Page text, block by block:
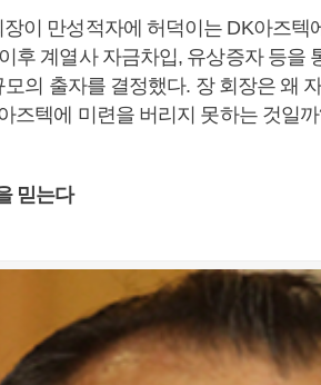
이 만성적자에 허덕이는 DK아즈텍
후 계열사 자금차입, 유상증자 등을
모의 출자를 결정했다. 장 회장은 왜
즈텍에 미련을 버리지 못하는 것일
믿는다